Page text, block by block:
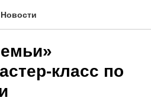
Новости
класс по